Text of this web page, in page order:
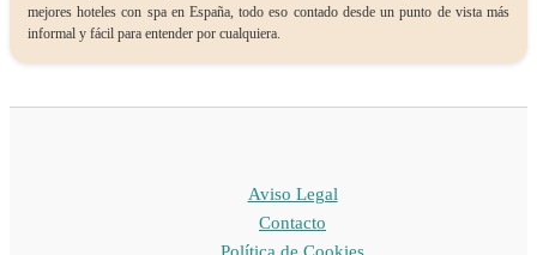
mejores hoteles con spa en España, todo eso contado desde un punto de vista más
informal y fácil para entender por cualquiera.
Aviso Legal
Contacto